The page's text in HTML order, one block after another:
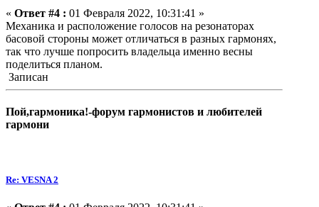
« Ответ #4 : 01 Февраля 2022, 10:31:41 »
Механика и расположение голосов на резонаторах
басовой стороны может отличаться в разных гармонях,
так что лучше попросить владельца именно весны
поделиться планом.
Записан
Пой,гармоника!-форум гармонистов и любителей
гармони
Re: VESNA 2